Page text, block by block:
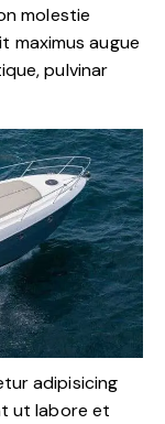
molestie
maximus augue
pulvinar
adipisicing
ut labore et